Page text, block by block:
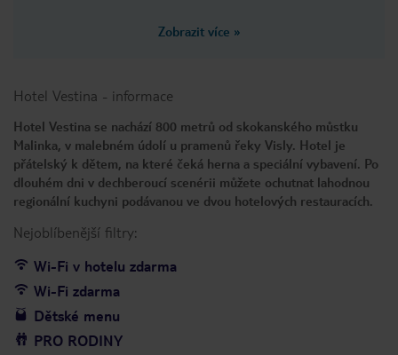
Zobrazit více »
Hotel Vestina - informace
Hotel Vestina se nachází 800 metrů od skokanského můstku
Malinka, v malebném údolí u pramenů řeky Visly. Hotel je
přátelský k dětem, na které čeká herna a speciální vybavení. Po
dlouhém dni v dechberoucí scenérii můžete ochutnat lahodnou
regionální kuchyni podávanou ve dvou hotelových restauracích.
Nejoblíbenější filtry:
Wi-Fi v hotelu zdarma
Wi-Fi zdarma
Dětské menu
PRO RODINY